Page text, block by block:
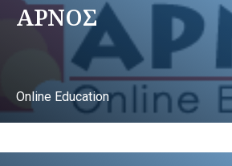
ΑΡΝΟΣ
Online Education